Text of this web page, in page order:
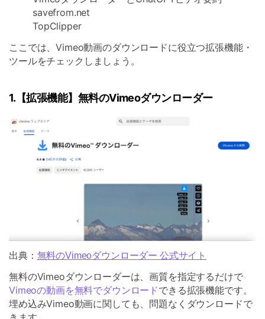
savefrom.net
TopClipper
ここでは、Vimeo動画のダウンロードに役立つ拡張機能・
ツールをチェックしましょう。
1.【拡張機能】無料のVimeoダウンローダー
出典： 無料のVimeoダウンローダー 公式サイト
無料のVimeoダウンローダーは、画質を指定するだけで
Vimeoの動画を無料でダウンロードできる拡張機能です。
埋め込みVimeo動画に関しても、問題なくダウンロードで